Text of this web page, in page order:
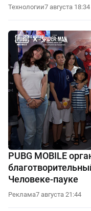
Технологии7 августа 18:34
PUBG MOBILE
Человеке-пауке
Реклама7 августа 21:44